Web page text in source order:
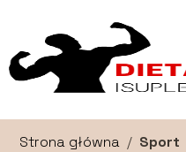
Strona główna / Sport